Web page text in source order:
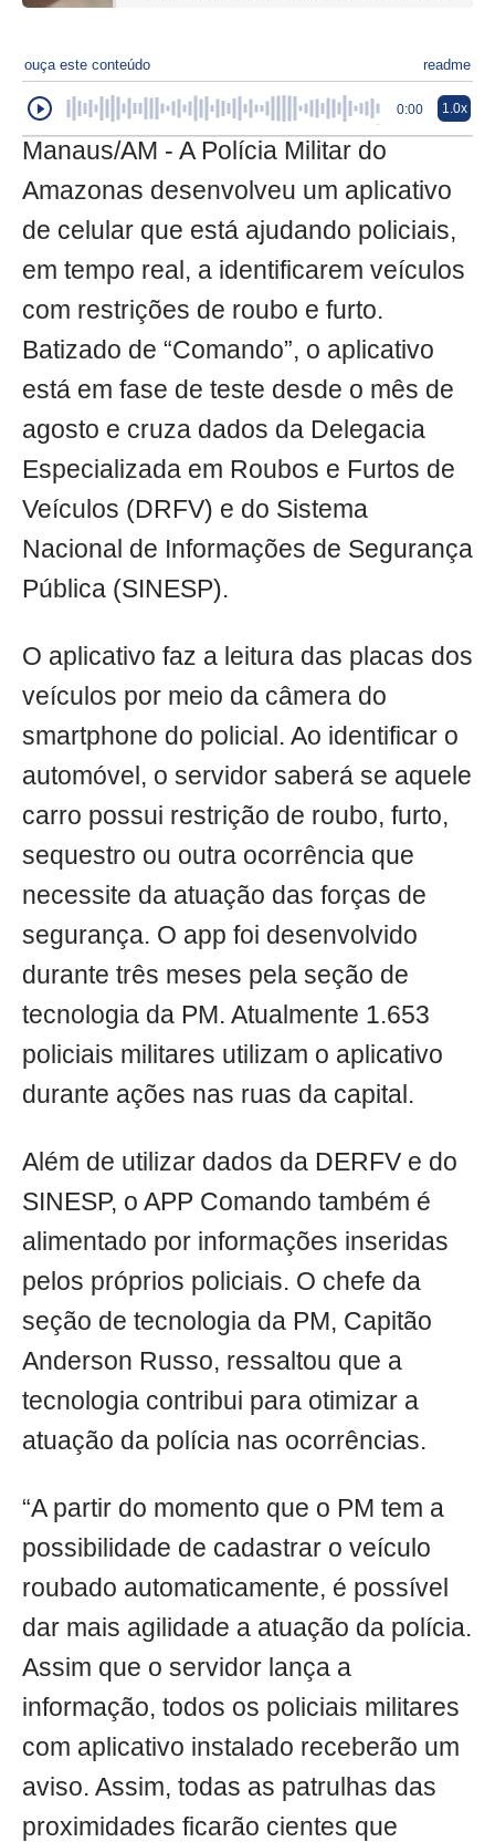
ouça este conteúdo readme
0:00 1.0x
Manaus/AM - A Polícia Militar do
Amazonas desenvolveu um aplicativo
de celular que está ajudando policiais,
em tempo real, a identificarem veículos
com restrições de roubo e furto.
Batizado de “Comando”, o aplicativo
está em fase de teste desde o mês de
agosto e cruza dados da Delegacia
Especializada em Roubos e Furtos de
Veículos (DRFV) e do Sistema
Nacional de Informações de Segurança
Pública (SINESP).
O aplicativo faz a leitura das placas dos
veículos por meio da câmera do
smartphone do policial. Ao identificar o
automóvel, o servidor saberá se aquele
carro possui restrição de roubo, furto,
sequestro ou outra ocorrência que
necessite da atuação das forças de
segurança. O app foi desenvolvido
durante três meses pela seção de
tecnologia da PM. Atualmente 1.653
policiais militares utilizam o aplicativo
durante ações nas ruas da capital.
Além de utilizar dados da DERFV e do
SINESP, o APP Comando também é
alimentado por informações inseridas
pelos próprios policiais. O chefe da
seção de tecnologia da PM, Capitão
Anderson Russo, ressaltou que a
tecnologia contribui para otimizar a
atuação da polícia nas ocorrências.
“A partir do momento que o PM tem a
possibilidade de cadastrar o veículo
roubado automaticamente, é possível
dar mais agilidade a atuação da polícia.
Assim que o servidor lança a
informação, todos os policiais militares
com aplicativo instalado receberão um
aviso. Assim, todas as patrulhas das
proximidades ficarão cientes que